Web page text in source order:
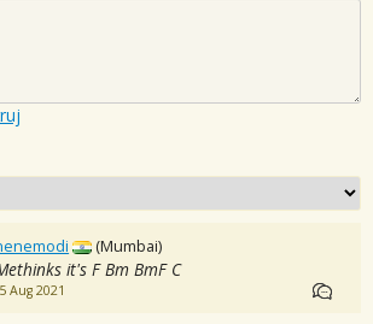
(Mumbai)
it's F Bm BmF C
Aug 2021